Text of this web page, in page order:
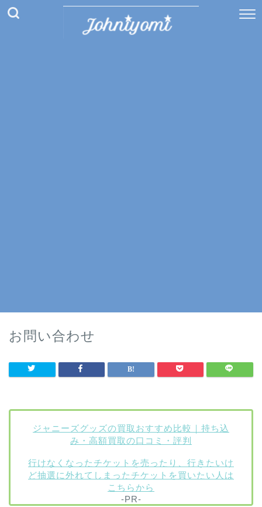
お問い合わせ
ジャニーズグッズの買取おすすめ比較｜持ち込
み・高額買取の口コミ・評判
行けなくなったチケットを売ったり、行きたいけ
ど抽選に外れてしまったチケットを買いたい人は
こちらから
-PR-